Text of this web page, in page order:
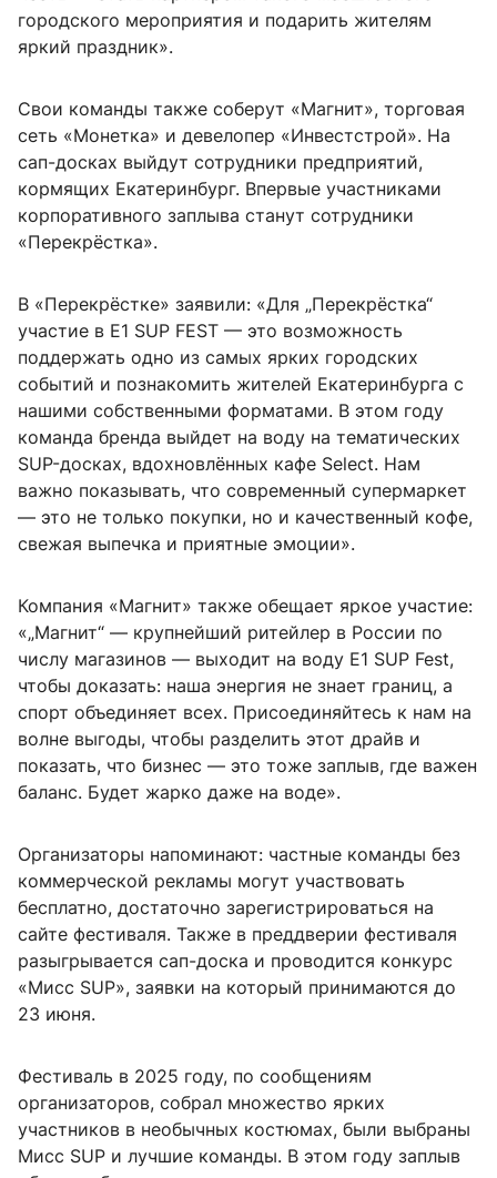
городского мероприятия и подарить жителям
яркий праздник».
Свои команды также соберут «Магнит», торговая
сеть «Монетка» и девелопер «Инвестстрой». На
сап-досках выйдут сотрудники предприятий,
кормящих Екатеринбург. Впервые участниками
корпоративного заплыва станут сотрудники
«Перекрёстка».
В «Перекрёстке» заявили: «Для „Перекрёстка“
участие в E1 SUP FEST — это возможность
поддержать одно из самых ярких городских
событий и познакомить жителей Екатеринбурга с
нашими собственными форматами. В этом году
команда бренда выйдет на воду на тематических
SUP-досках, вдохновлённых кафе Select. Нам
важно показывать, что современный супермаркет
— это не только покупки, но и качественный кофе,
свежая выпечка и приятные эмоции».
Компания «Магнит» также обещает яркое участие:
«„Магнит“ — крупнейший ритейлер в России по
числу магазинов — выходит на воду E1 SUP Fest,
чтобы доказать: наша энергия не знает границ, а
спорт объединяет всех. Присоединяйтесь к нам на
волне выгоды, чтобы разделить этот драйв и
показать, что бизнес — это тоже заплыв, где важен
баланс. Будет жарко даже на воде».
Организаторы напоминают: частные команды без
коммерческой рекламы могут участвовать
бесплатно, достаточно зарегистрироваться на
сайте фестиваля. Также в преддверии фестиваля
разыгрывается сап-доска и проводится конкурс
«Мисс SUP», заявки на который принимаются до
23 июня.
Фестиваль в 2025 году, по сообщениям
организаторов, собрал множество ярких
участников в необычных костюмах, были выбраны
Мисс SUP и лучшие команды. В этом году заплыв